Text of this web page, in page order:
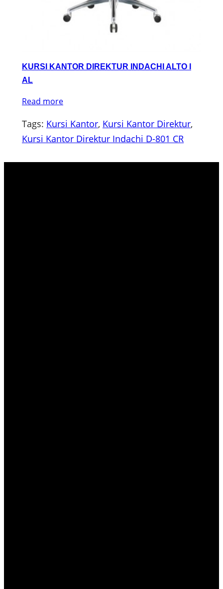
KURSI KANTOR DIREKTUR INDACHI ALTO I
AL
Read more
Tags: Kursi Kantor, Kursi Kantor Direktur
Kursi Kantor Direktur Indachi D-801 CR